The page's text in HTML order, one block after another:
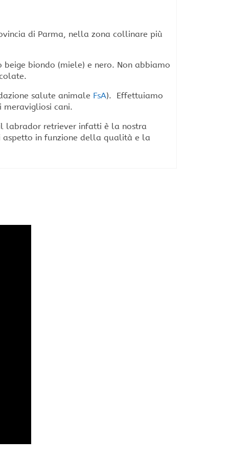
di Parma, nella zona collinare più
biondo (miele) e nero. Non abbiamo
salute animale FsA). Effettuiamo
cani.
labrador retriever infatti è la nostra
aspetto in funzione della qualità e la